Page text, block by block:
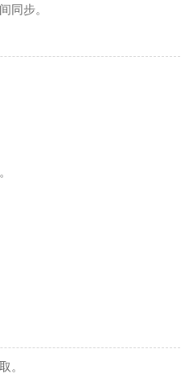
同步。
。